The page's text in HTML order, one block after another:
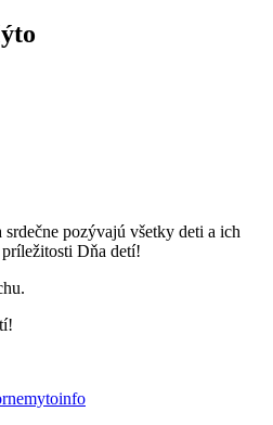
pozývajú všetky deti a ich
Dňa detí!